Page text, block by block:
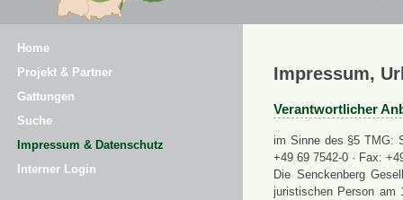
Home
Projekt & Partner
Gattungen
Suche
Impressum & Datenschutz
Interner Login
Impressum,
Verantwortlicher
im Sinne des §5 TMG:
+49 69 7542-0 · Fax:
Die Senckenberg
juristischen Person am